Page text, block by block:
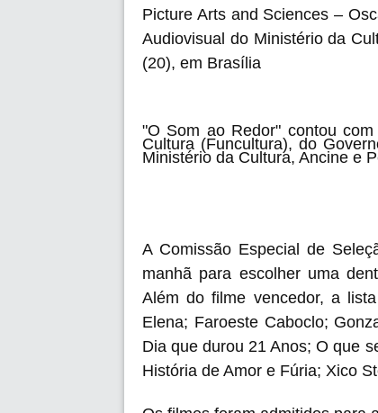
Picture Arts and Sciences –
Audiovisual do Ministério da
(20), em Brasília
"O Som ao Redor" contou
Cultura (Funcultura), do
Ministério da Cultura, Ancine e
A Comissão Especial de
manhã para escolher uma
Além do filme vencedor, a
Elena; Faroeste Caboclo;
Dia que durou 21 Anos; O que
História de Amor e Fúria; Xico